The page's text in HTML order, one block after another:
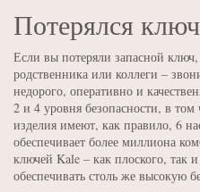
Потерялся
Если вы потеряли запасной
родственника или коллеги –
недорого, оперативно и
2 и 4 уровня безопасности, в
изделия имеют, как правило, 6
обеспечивает более миллиона
ключей Kale – как плоского, так
обеспечивать столь же высокую